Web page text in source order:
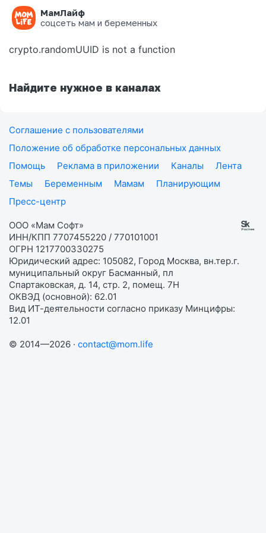
МамЛайф
соцсеть мам и беременных
Ошибка на странице
crypto.randomUUID is not a function
Найдите нужное в каналах
Соглашение с пользователями
Положение об обработке персональных данных
Помощь
Реклама в приложении Каналы
Лента
Темы
Беременным Мамам
Планирующим
Пресс-центр
ООО «Мам Софт»
ИНН/КПП 7707455220 / 770101001
ОГРН 1217700330275
Юридический адрес: 105082, Город Москва, вн.тер.г.
муниципальный округ Басманный, пл
Спартаковская, д. 14, стр. 2, помещ. 7Н
ОКВЭД (основной): 62.01
Вид ИТ-деятельности согласно приказу Минцифры:
12.01
© 2014—2026 · contact@mom.life